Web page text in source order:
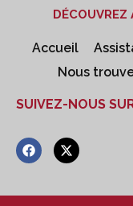
DÉCOUVREZ
Accueil
Nous
SUIVEZ-NOUS
F
a
b
X
-
i